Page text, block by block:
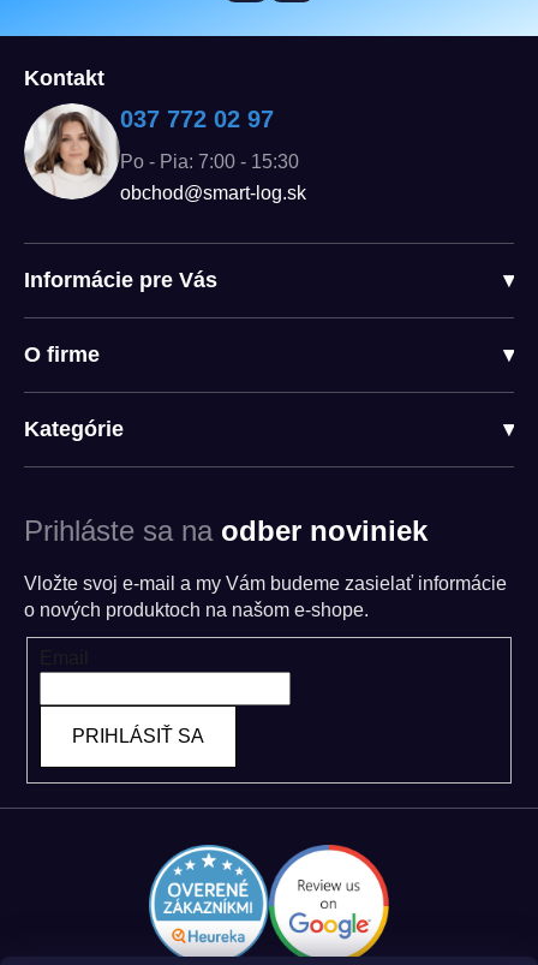
Kontakt
037 772 02 97
Po - Pia: 7:00 - 15:30
obchod@smart-log.sk
Informácie pre Vás ▾
O firme ▾
Kategórie ▾
Prihláste sa na odber noviniek
Vložte svoj e-mail a my Vám budeme zasielať informácie
o nových produktoch na našom e-shope.
PRIHLÁSIŤ SA